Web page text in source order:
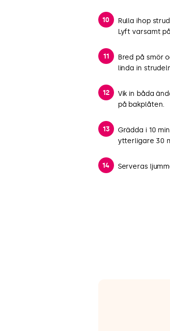
Rulla ihop
Lyft varsamt
Bred på smör
linda in
Vik in båda
på bakplåten.
Grädda i 10
ytterligare 30
Serveras